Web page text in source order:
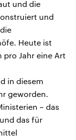
und die
und
Heute ist
Jahr eine Art
in diesem
geworden.
– das
das für